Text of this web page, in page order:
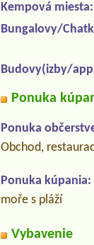
Kempová miesta:
Bungalovy/
Budovy(izby/
Ponuka
Ponuka
Obchod,
Ponuka kúpania:
moře s pláží
Vybavenie